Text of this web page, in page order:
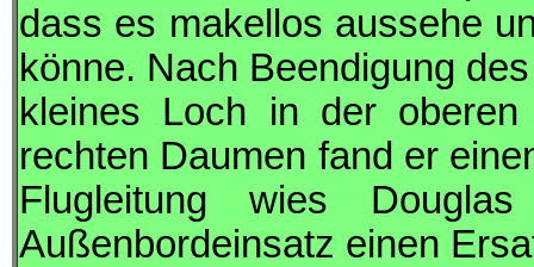
dass es makellos aussehe
könne. Nach Beendigung
kleines Loch in der
rechten Daumen fand er
Flugleitung wies
Außenbordeinsatz einen